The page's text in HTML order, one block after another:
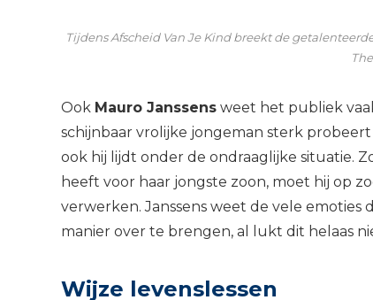
Tijdens Afscheid Van Je Kind breekt de
Ook Mauro Janssensweet het publiek
schijnbaar vrolijke jongeman sterk
ook hij lijdt onder de ondraaglijke situatie.
heeft voor haar jongste zoon, moet hij op
verwerken. Janssens weet de vele
manier over te brengen, al lukt dit helaas
Wijze levenslessen